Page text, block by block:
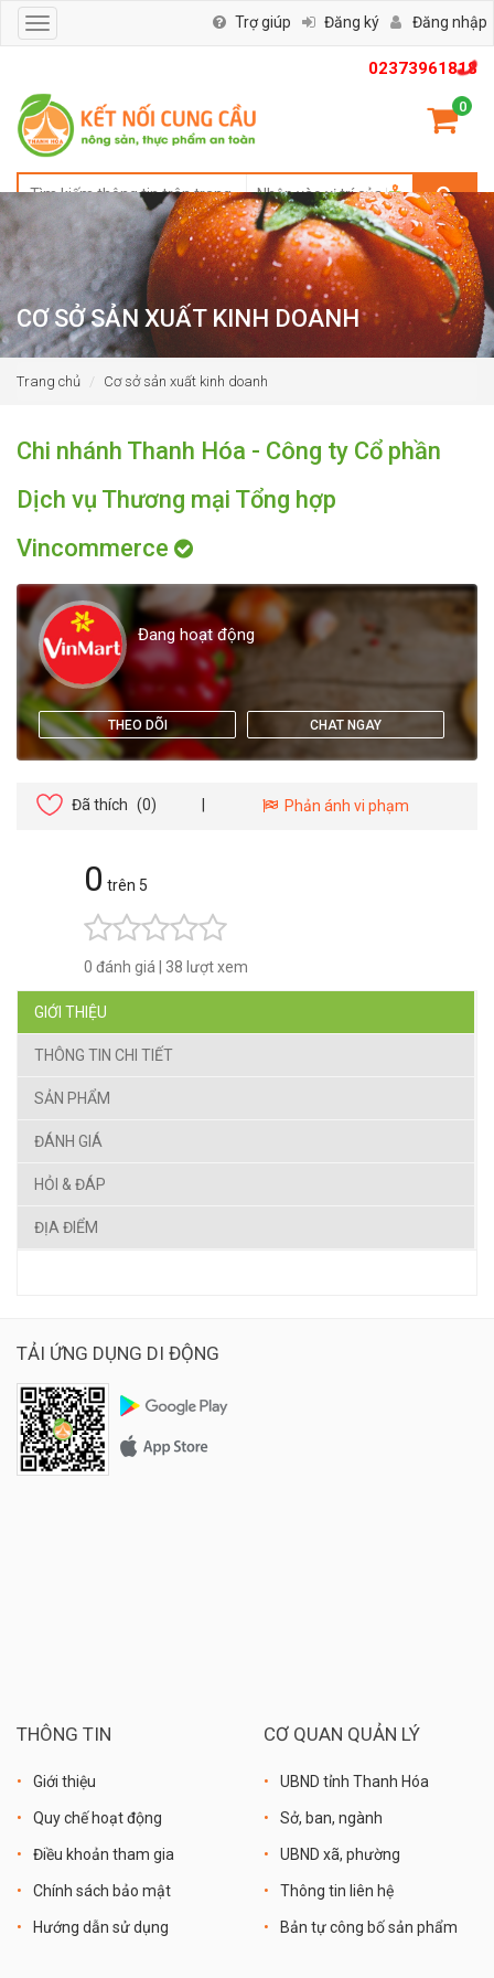
02373961818
0
Toggle
navigation
Trợ giúp Đăng ký Đăng nhập
CƠ SỞ SẢN XUẤT KINH DOANH
Trang chủ Cơ sở sản xuất kinh doanh
Chi nhánh Thanh Hóa - Công ty Cổ phần
Dịch vụ Thương mại Tổng hợp
Vincommerce
Đang hoạt động
THEO DÕI CHAT NGAY
Đã thích (0) Phản ánh vi phạm
0 trên 5
0 đánh giá 38 lượt xem
GIỚI THIỆU
THÔNG TIN CHI TIẾT
SẢN PHẨM
ĐÁNH GIÁ
HỎI & ĐÁP
ĐỊA ĐIỂM
TẢI ỨNG DỤNG DI ĐỘNG
THÔNG TIN
Giới thiệu
Quy chế hoạt động
Điều khoản tham gia
Chính sách bảo mật
Hướng dẫn sử dụng
CƠ QUAN QUẢN LÝ
UBND tỉnh Thanh Hóa
Sở, ban, ngành
UBND xã, phường
Thông tin liên hệ
Bản tự công bố sản phẩm